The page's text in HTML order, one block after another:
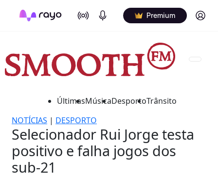
On Air Podcasts Premium Log in
ÚltimasMúsicaDesportoTrânsito
NOTÍCIAS | DESPORTO
Selecionador Rui Jorge testa
positivo e falha jogos dos
sub-21